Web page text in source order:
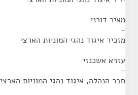
מאיר דורני
-
מזכיר איגוד נהגי המוניות הארצי
עזרא אשכנזי
-
חבר הנהלה, איגוד נהגי המוניות הארצי